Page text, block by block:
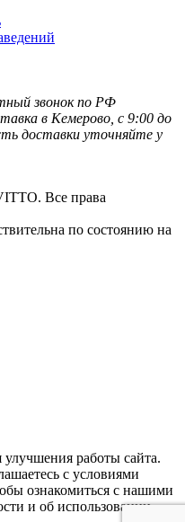
звонок по РФ
в Кемерово, с 9:00 до
доставки уточняйте у
Все права
по состоянию на
работы сайта.
с условиями
ознакомиться с нашими
и об использовании